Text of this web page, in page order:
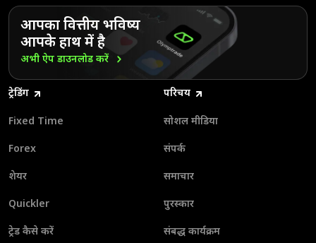
आपका वित्तीय भविष्य
आपके हाथ में है
अभी ऐप डाउनलोड करें
ट्रेडिंग
Fixed Time
Forex
शेयर
Quickler
ट्रेड कैसे करें
परिचय
सोशल मीडिया
संपर्क
समाचार
पुरस्कार
संबद्ध कार्यक्रम